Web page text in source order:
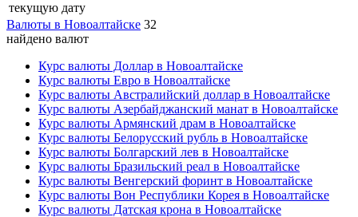
текущую дату
Валюты в Новоалтайске 32
найдено валют
Курс валюты Доллар в Новоалтайске
Курс валюты Евро в Новоалтайске
Курс валюты Австралийский доллар в Новоалтайске
Курс валюты Азербайджанский манат в Новоалтайске
Курс валюты Армянский драм в Новоалтайске
Курс валюты Белорусский рубль в Новоалтайске
Курс валюты Болгарский лев в Новоалтайске
Курс валюты Бразильский реал в Новоалтайске
Курс валюты Венгерский форинт в Новоалтайске
Курс валюты Вон Республики Корея в Новоалтайске
Курс валюты Датская крона в Новоалтайске